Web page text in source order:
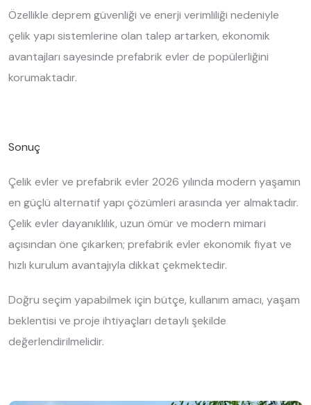
Özellikle deprem güvenliği ve enerji verimliliği nedeniyle
çelik yapı sistemlerine olan talep artarken, ekonomik
avantajları sayesinde prefabrik evler de popülerliğini
korumaktadır.
Sonuç
Çelik evler ve prefabrik evler 2026 yılında modern yaşamın
en güçlü alternatif yapı çözümleri arasında yer almaktadır.
Çelik evler dayanıklılık, uzun ömür ve modern mimari
açısından öne çıkarken; prefabrik evler ekonomik fiyat ve
hızlı kurulum avantajıyla dikkat çekmektedir.
Doğru seçim yapabilmek için bütçe, kullanım amacı, yaşam
beklentisi ve proje ihtiyaçları detaylı şekilde
değerlendirilmelidir.